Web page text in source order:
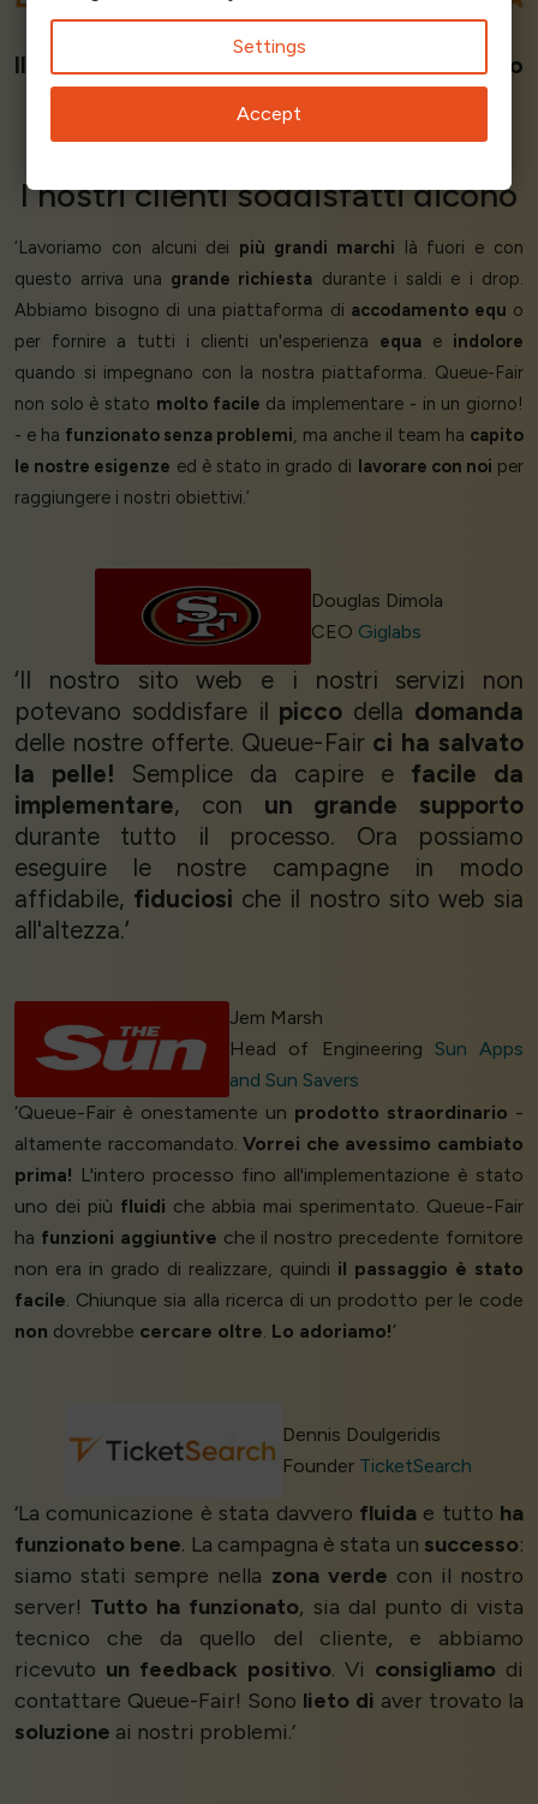
SOURCEFORGE
Il primo posto tra i più facili da usare. Abbiamo
Battiamo il secondo fornitore in ogni
I nostriclienti soddisfattidicono
‘Lavoriamo con alcuni dei più grandi marchi là fuori e con
questo arriva una grande richiesta durante i saldi e i drop.
Abbiamo bisogno di una piattaforma di accodamento equ o
per fornire a tutti i clienti un'esperienza equa e indolore
quando si impegnano con la nostra piattaforma. Queue-Fair
non solo è stato molto facile da implementare - in un giorno!
- e ha funzionato senza problemi, ma anche il team ha capito
le nostre esigenze ed è stato in grado di lavorare con noi per
raggiungere i nostri obiettivi.’
Douglas Dimola
CEO Giglabs
‘Il nostro sito web e i nostri servizi non
potevano soddisfare il picco della domanda
delle nostre offerte. Queue-Fair ci ha salvato
la pelle! Semplice da capire e facile da
implementare, con un grande supporto
durante tutto il processo. Ora possiamo
eseguire le nostre campagne in modo
affidabile, fiduciosi che il nostro sito web sia
all'altezza.’
Jem Marsh
Head of Engineering Sun Apps
and Sun Savers
‘Queue-Fair è onestamente un prodotto straordinario -
altamente raccomandato.Vorrei che avessimo cambiato
prima! L'intero processo fino all'implementazione è stato
uno dei più fluidi che abbia mai sperimentato. Queue-Fair
ha funzioni aggiuntive che il nostro precedente fornitore
non era in grado di realizzare, quindi il passaggio è stato
facile. Chiunque sia alla ricerca di un prodotto per le code
non dovrebbe cercare oltre. Lo adoriamo!’
Dennis Doulgeridis
Founder TicketSearch
‘La comunicazione è stata davvero fluidae tutto ha
funzionato bene. La campagna è stata un successo:
siamo stati sempre nella zona verde con il nostro
server! Tutto ha funzionato, sia dal punto di vista
tecnico che da quello del cliente, e abbiamo
ricevuto un feedback positivo. Vi consigliamo di
contattare Queue-Fair! Sono lieto di aver trovato la
soluzione ai nostri problemi.’
Settings
Accept